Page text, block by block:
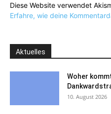
Diese Website verwendet
Erfahre, wie deine
Aktuelles
Woher
10. August 2026